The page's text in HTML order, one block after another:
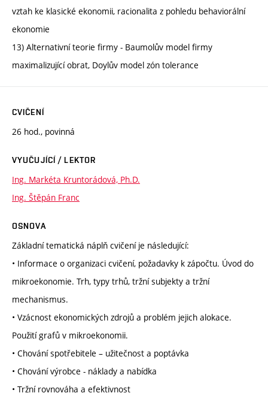
vztah ke klasické ekonomii, racionalita z pohledu behaviorální
ekonomie
13) Alternativní teorie firmy - Baumolův model firmy
maximalizující obrat, Doylův model zón tolerance
CVIČENÍ
26 hod., povinná
VYUČUJÍCÍ / LEKTOR
Ing. Markéta Kruntorádová, Ph.D.
Ing. Štěpán Franc
OSNOVA
Základní tematická náplň cvičení je následující:
• Informace o organizaci cvičení, požadavky k zápočtu. Úvod do
mikroekonomie. Trh, typy trhů, tržní subjekty a tržní
mechanismus.
• Vzácnost ekonomických zdrojů a problém jejich alokace.
Použití grafů v mikroekonomii.
• Chování spotřebitele – užitečnost a poptávka
• Chování výrobce - náklady a nabídka
• Tržní rovnováha a efektivnost